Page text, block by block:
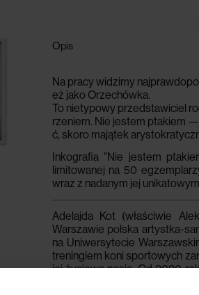
Opis
Na pracywidzimy
eż jako Orzechówka.
To nietypowy przedstawiciel
rzeniem. Nie jestem ptakiem —
ć, skoro majątek
Inkografia "Nie jestem
limitowanej na 50
wraz z nadanym jej
Adelajda Kot (właściwie
Warszawie polska artystka-
na Uniwersytecie
treningiem koni sportowych
jej życiowa pasja.Od 2020
umiejętności warsztatowe.